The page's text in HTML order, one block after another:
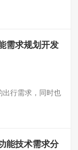
需求规划开发
出行需求，同时也
能技术需求分